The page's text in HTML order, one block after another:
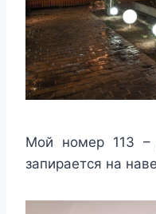
Мой номер 113 –
запирается на